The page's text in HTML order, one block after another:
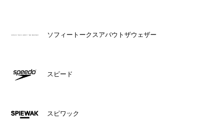
ソフィートークスアバウトザウェザー
スピード
スピワック